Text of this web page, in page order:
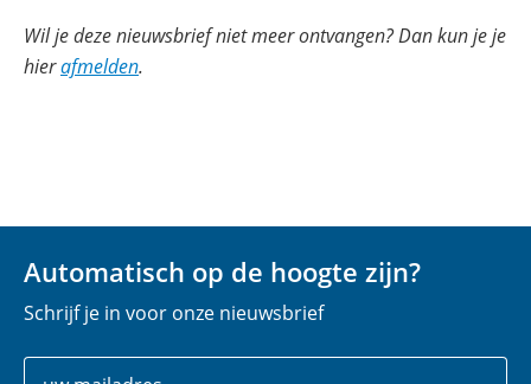
Wil je deze nieuwsbrief niet meer ontvangen? Dan kun je je
hierafmelden.
Automatisch op de hoogte zijn?
Schrijf je in voor onze nieuwsbrief
Uw
E